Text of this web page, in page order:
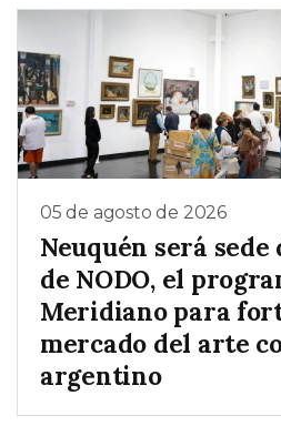
05 de agosto de 2026
Neuquén será
de NODO, el
Meridiano para
mercado del arte
argentino